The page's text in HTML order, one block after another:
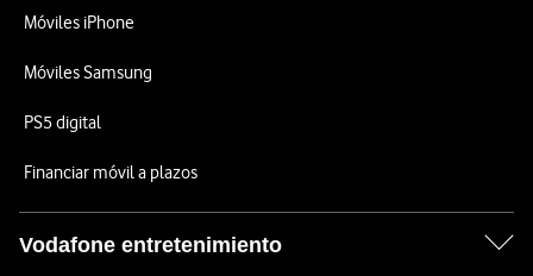
Móviles iPhone
Móviles Samsung
PS5 digital
Financiar móvil a plazos
Vodafone entretenimiento